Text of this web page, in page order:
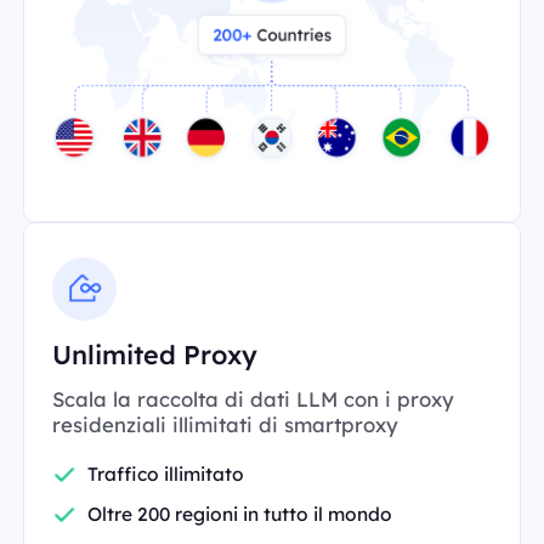
Unlimited Proxy
Scala la raccolta di dati LLM con i proxy
residenziali illimitati di smartproxy
Traffico illimitato
Oltre 200 regioni in tutto il mondo